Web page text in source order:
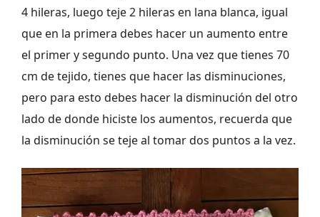
4 hileras, luego teje 2 hileras en lana blanca, igual
que en la primera debes hacer un aumento entre
el primer y segundo punto. Una vez que tienes 70
cm de tejido, tienes que hacer las disminuciones,
pero para esto debes hacer la disminución del otro
lado de donde hiciste los aumentos, recuerda que
la disminución se teje al tomar dos puntos a la vez.